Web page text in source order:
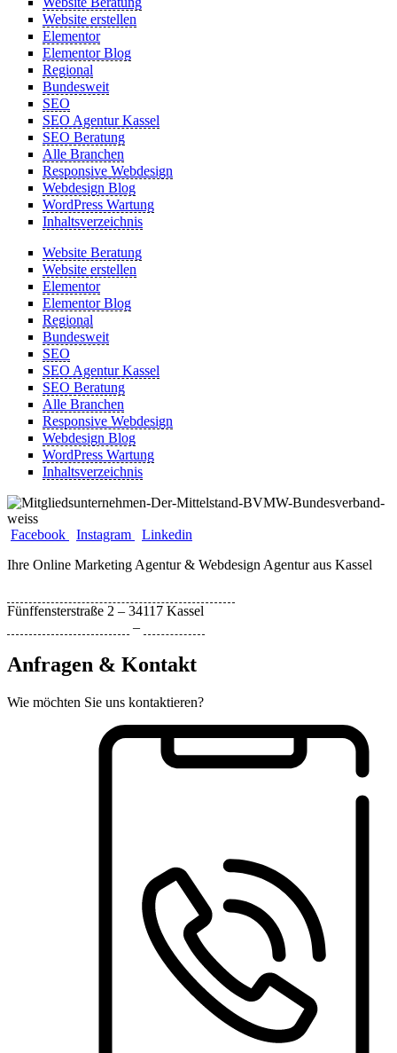
Website erstellen
Elementor
Elementor Blog
Regional
Bundesweit
SEO
SEO Agentur Kassel
SEO Beratung
Alle Branchen
Responsive Webdesign
Webdesign Blog
WordPress Wartung
Inhaltsverzeichnis
Website Beratung
Website erstellen
Elementor
Elementor Blog
Regional
Bundesweit
SEO
SEO Agentur Kassel
SEO Beratung
Alle Branchen
Responsive Webdesign
Webdesign Blog
WordPress Wartung
Inhaltsverzeichnis
Facebook Instagram
Linkedin
Ihre Online Marketing Agentur & Webdesign Agentur aus Kassel
Fünffensterstraße 2 – 34117 Kassel
–
Anfragen & Kontakt
Wie möchten Sie uns kontaktieren?